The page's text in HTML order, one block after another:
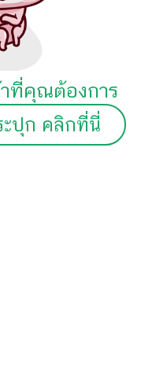
ที่คุณต้องการ
ปุก คลิกที่นี่